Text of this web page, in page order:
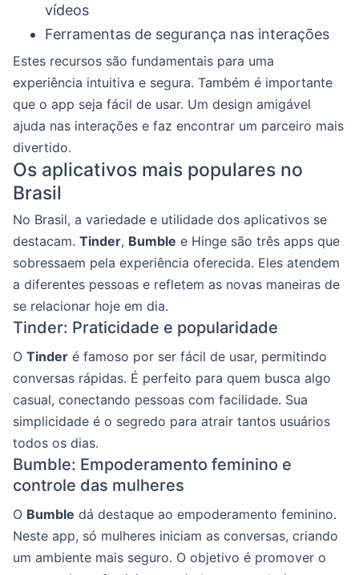
vídeos
Ferramentas de segurança nas interações
Estes recursos são fundamentais para uma
experiência intuitiva e segura. Também é importante
que o app seja fácil de usar. Um design amigável
ajuda nas interações e faz encontrar um parceiro mais
divertido.
Os aplicativos mais populares no
Brasil
No Brasil, a variedade e utilidade dos aplicativos se
destacam. Tinder, Bumble e Hinge são três apps que
sobressaem pela experiência oferecida. Eles atendem
a diferentes pessoas e refletem as novas maneiras de
se relacionar hoje em dia.
Tinder: Praticidade e popularidade
O Tinder é famoso por ser fácil de usar, permitindo
conversas rápidas. É perfeito para quem busca algo
casual, conectando pessoas com facilidade. Sua
simplicidade é o segredo para atrair tantos usuários
todos os dias.
Bumble: Empoderamento feminino e
controle das mulheres
O Bumble dá destaque ao empoderamento feminino.
Neste app, só mulheres iniciam as conversas, criando
um ambiente mais seguro. O objetivo é promover o